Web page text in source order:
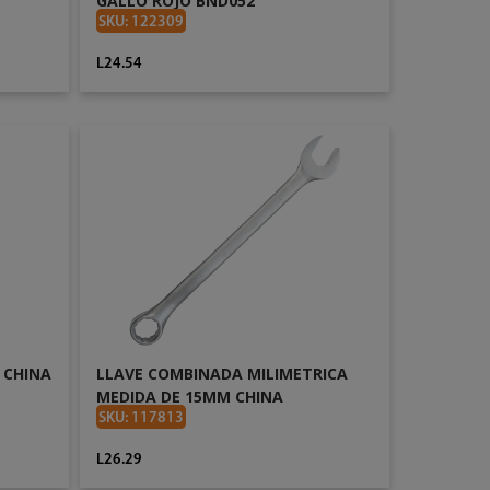
SKU: 122309
L24.54
AÑADIR AL CARRITO
LLAVE COMBINADA MILIMETRICA
MEDIDA DE 15MM CHINA
SKU: 117813
L26.29